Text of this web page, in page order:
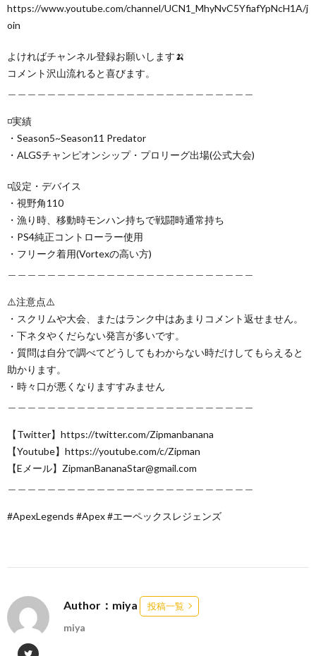
https://www.youtube.com/channel/UCN1_MhyNvC5YfiafYpNcH1A/j
oin
よければチャンネル登録お願いします🍌
コメント沢山流れると喜びます。
◽️実績
・Season5~Season11 Predator
・ALGSチャンピオンシップ・プロリーグ出場(公式大会)
◽️設定・デバイス
・視野角110
・漁り時、移動時モンハン持ちで戦闘時通常持ち
・PS4純正コントローラー使用
・フリーク着用(Vortexの高い方)
⚠️注意点⚠️
・スクリムや大会、またはランク中はあまりコメント返せません。
・下ネタやくだらない発言が多いです。
・質問は自分で調べてどうしてもわからない時だけしてもらえると
助かります。
・時々口が悪くなりますすみません
【Twitter】https://twitter.com/Zipmanbanana
【Youtube】https://youtube.com/c/Zipman
【Eメール】ZipmanBananaStar@gmail.com
#ApexLegends #Apex #エーペックスレジェンズ
Author：miya 投稿一覧
miya